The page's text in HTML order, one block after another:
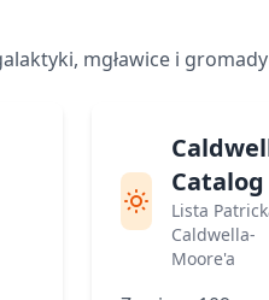
mgławice i
Catalog
Lista
Caldwella-
Moore'a